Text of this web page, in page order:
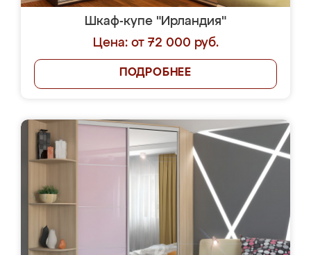
Шкаф-купе "Ирландия"
Цена: от 72 000 руб.
ПОДРОБНЕЕ